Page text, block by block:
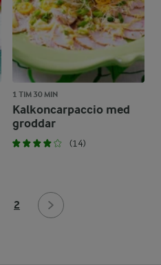
1 TIM 30 MIN
Kalkoncarpaccio med
groddar
(14)
2